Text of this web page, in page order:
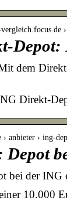
Depot:
dem
Direkt-
anbieter › ing-
bei der ING
10.000